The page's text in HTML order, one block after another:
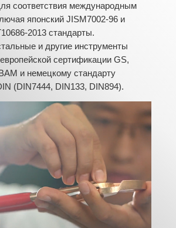
соответствия международным
японский JISM7002-96 и
2013 стандарты.
и другие инструменты
сертификации GS,
и немецкому стандарту
(DIN7444, DIN133, DIN894).